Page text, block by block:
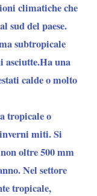
climatiche che
sud del paese.
subtropicale
asciutte.Ha una
calde o molto
tropicale o
miti. Si
oltre 500 mm
Nel settore
tropicale,